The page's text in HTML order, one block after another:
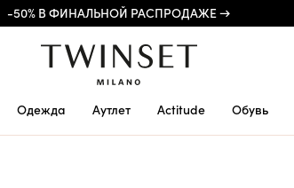
-50% В ФИНАЛЬНОЙ РАСПРОДАЖЕ →
Одежда Аутлет Actitude Обувь